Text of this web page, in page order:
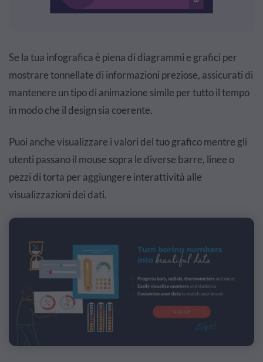
Se la tua infografica è piena di diagrammi e grafici per
mostrare tonnellate di informazioni preziose, assicurati di
mantenere un tipo di animazione simile per tutto il tempo
in modo che il design sia coerente.
Puoi anche visualizzare i valori del tuo grafico mentre gli
utenti passano il mouse sopra le diverse barre, linee o
pezzi di torta per aggiungere interattività alle
visualizzazioni dei dati.